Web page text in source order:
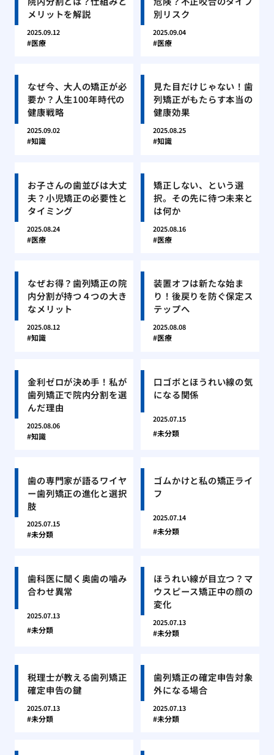
メリットを解説
2025.09.12
医療
別リスク
2025.09.04
医療
なぜ今、大人の矯正が必
要か？人生100年時代の
健康戦略
2025.09.02
知識
見た目だけじゃない！歯
列矯正がもたらす本当の
健康効果
2025.08.25
知識
お子さんの歯並びは大丈
夫？小児矯正の必要性と
タイミング
2025.08.24
医療
矯正しない、という選
択。その先に待つ未来と
は何か
2025.08.16
医療
なぜお得？歯列矯正の院
内分割が持つ４つの大き
なメリット
2025.08.12
知識
装置オフは新たな始ま
り！後戻りを防ぐ保定ス
テップへ
2025.08.08
医療
金利ゼロが決め手！私が
歯列矯正で院内分割を選
んだ理由
2025.08.06
知識
口ゴボとほうれい線の気
になる関係
2025.07.15
未分類
歯の専門家が語るワイヤ
ー歯列矯正の進化と選択
肢
2025.07.15
未分類
ゴムかけと私の矯正ライ
フ
2025.07.14
未分類
歯科医に聞く奥歯の噛み
合わせ異常
2025.07.13
未分類
ほうれい線が目立つ？マ
ウスピース矯正中の顔の
変化
2025.07.13
未分類
税理士が教える歯列矯正
確定申告の鍵
2025.07.13
未分類
歯列矯正の確定申告対象
外になる場合
2025.07.13
未分類